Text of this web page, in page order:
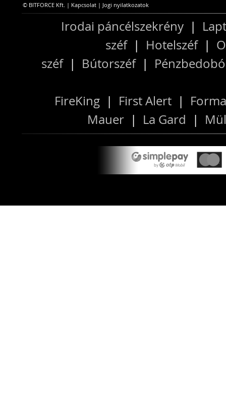
© BITFORCE Kft. | Kapcsolat | Jogi nyilatkozatok
Irodai páncélszekrény |
széf| Hotelszéf|
széf| Bútorszéf|
FireKing | First Alert |
Mauer | La Gard |